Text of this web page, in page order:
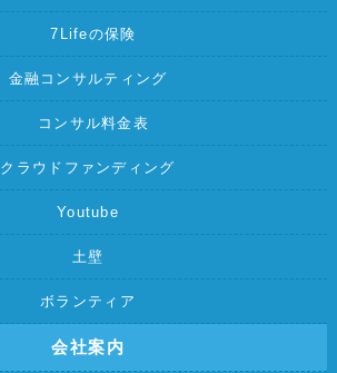
7Lifeの保険
金融コンサルティング
コンサル料金表
クラウドファンディング
Youtube
土壁
ボランティア
会社案内